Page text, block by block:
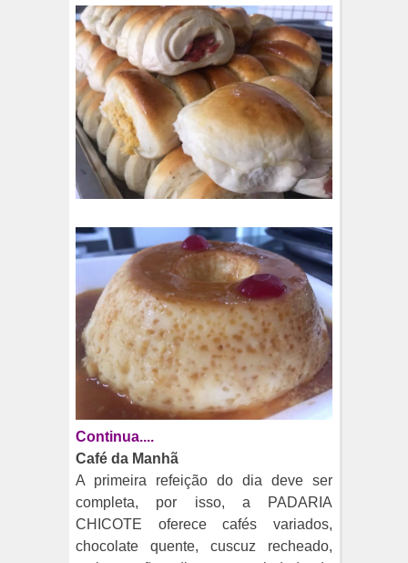
Continua....
Café da Manhã
A primeira refeição do dia deve ser
completa, por isso, a PADARIA
CHICOTE oferece cafés variados,
chocolate quente, cuscuz recheado,